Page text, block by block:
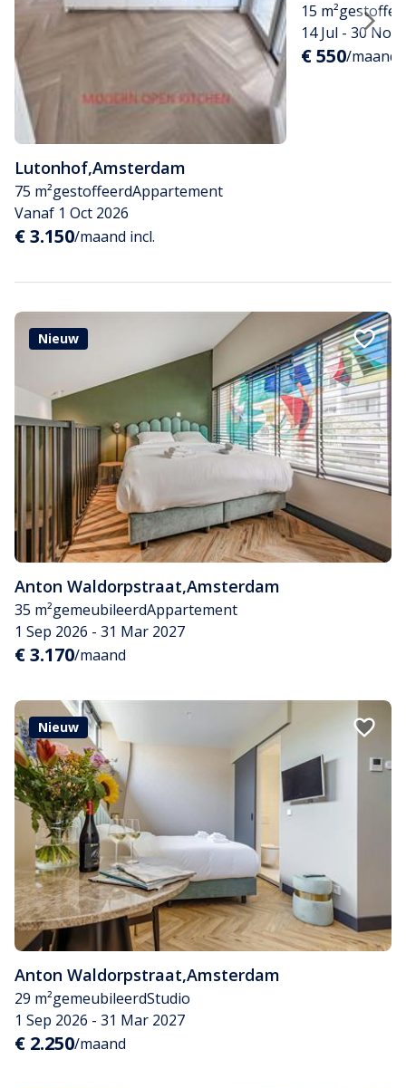
Lutonhof,Amsterdam
75 m²gestoffeerdAppartement
Vanaf 1 Oct 2026
€ 3.150/maand incl.
15 m²
14 Jul - 30 Nov
€ 550/maand
Nieuw
Anton Waldorpstraat,Amsterdam
35 m²gemeubileerdAppartement
1 Sep 2026 - 31 Mar 2027
€ 3.170/maand
Nieuw
Anton Waldorpstraat,Amsterdam
29 m²gemeubileerdStudio
1 Sep 2026 - 31 Mar 2027
€ 2.250/maand